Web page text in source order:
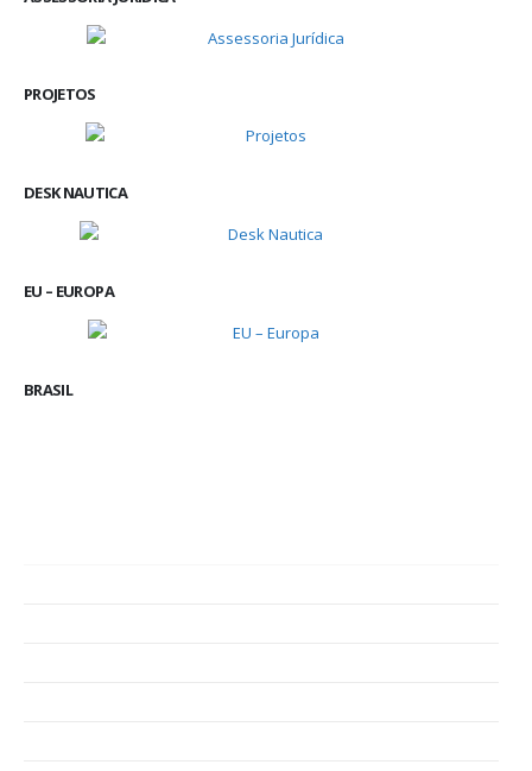
PROJETOS
DESK NAUTICA
EU – EUROPA
BRASIL